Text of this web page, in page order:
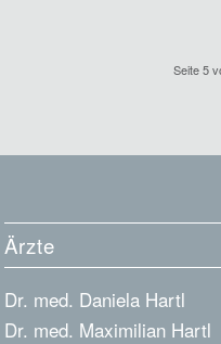
Seite 5
Ärzte
Dr. med. Daniela Hartl
Dr. med. Maximilian Hartl